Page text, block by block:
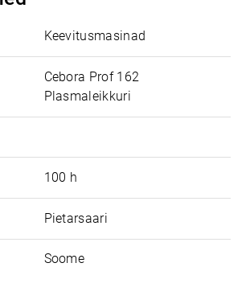
Keevitusmasinad
Cebora Prof 162
Plasmaleikkuri
100 h
Pietarsaari
Soome